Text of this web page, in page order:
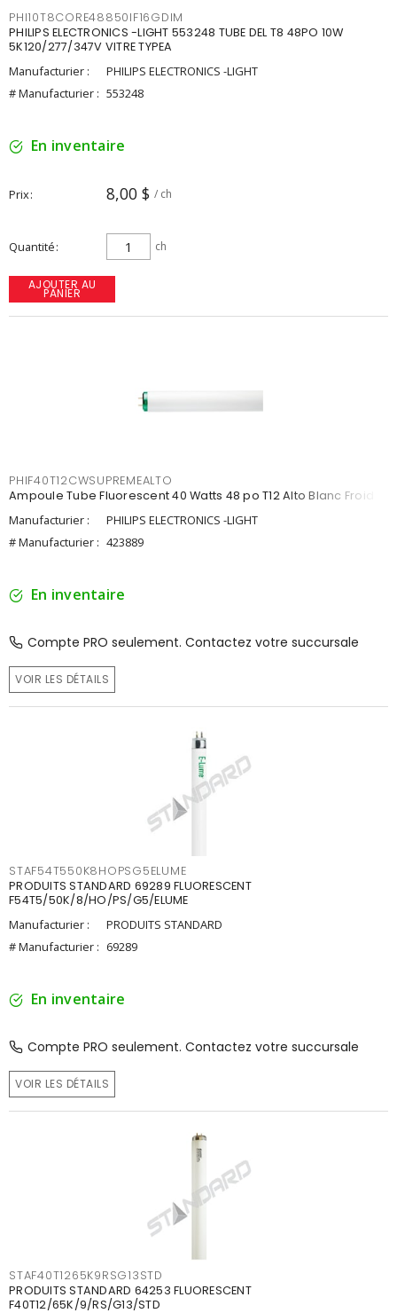
PHI10T8CORE48850IF16GDIM
PHILIPS ELECTRONICS -LIGHT 553248 TUBE DEL T8 48PO 10W
5K120/277/347V VITRE TYPEA
Manufacturier :
PHILIPS ELECTRONICS -LIGHT
# Manufacturier : 553248
En inventaire
Prix 8,00 $ / ch
Quantité ch
AJOUTER AU
PANIER
PHIF40T12CWSUPREMEALTO
Ampoule Tube Fluorescent 40 Watts 48 po T12 Alto Blanc Froid
Manufacturier :
PHILIPS ELECTRONICS -LIGHT
# Manufacturier : 423889
En inventaire
Compte PRO seulement. Contactez votre succursale
VOIR LES DÉTAILS
STAF54T550K8HOPSG5ELUME
PRODUITS STANDARD 69289 FLUORESCENT
F54T5/50K/8/HO/PS/G5/ELUME
Manufacturier :
PRODUITS STANDARD
# Manufacturier : 69289
En inventaire
Compte PRO seulement. Contactez votre succursale
VOIR LES DÉTAILS
STAF40T1265K9RSG13STD
PRODUITS STANDARD 64253 FLUORESCENT
F40T12/65K/9/RS/G13/STD